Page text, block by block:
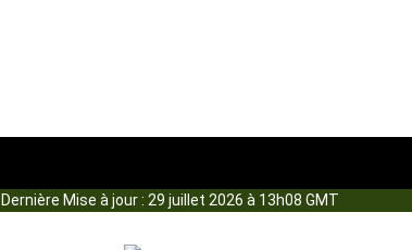
Dernière Mise à jour : 29 juillet 2026 à 13h08 GMT